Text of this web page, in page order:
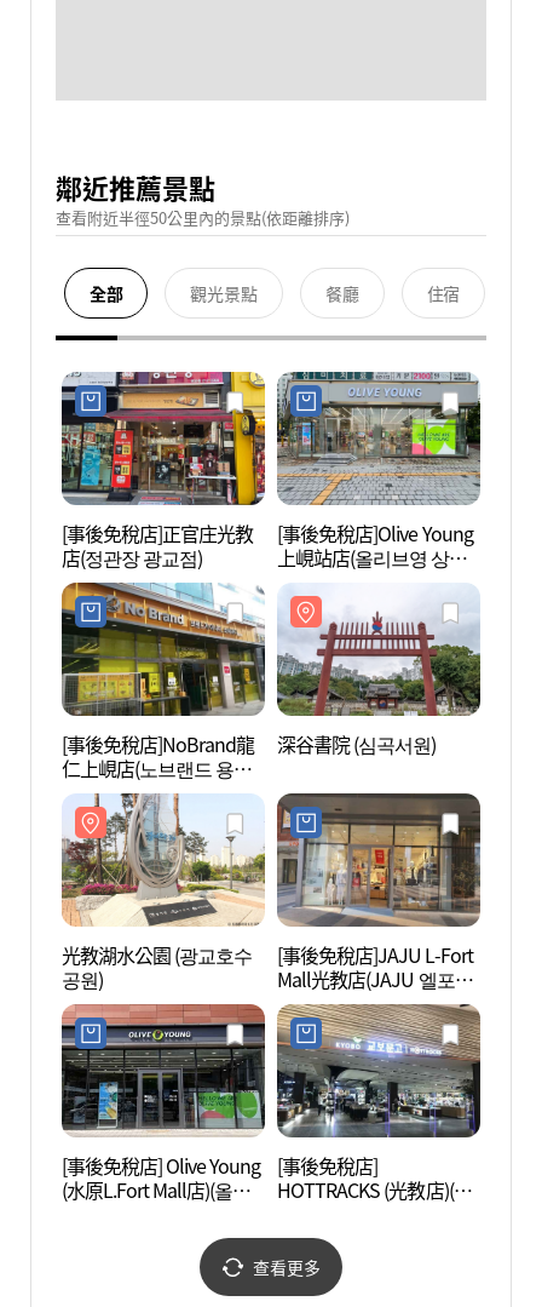
鄰近推薦景點
查看附近半徑50公里內的景點(依距離排序)
全部 觀光景點 餐廳 住宿
[事後免稅店]正官庄光教
店(정관장 광교점)
[事後免稅店]Olive Young
上峴站店(올리브영 상현
역점)
[事後免稅店]NoBrand龍
仁上峴店(노브랜드 용인
상현점)
深谷書院 (심곡서원)
光教湖水公園 (광교호수
공원)
[事後免稅店]JAJU L-Fort
Mall光教店(JAJU 엘포트
몰 광교점)
[事後免稅店] Olive Young
(水原L.Fort Mall店)(올리
[事後免稅店]
HOTTRACKS (光教店)(핫
查看更多